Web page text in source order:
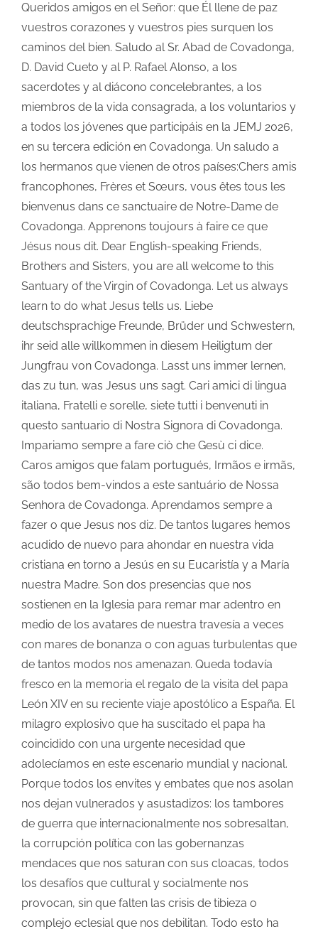
Queridos amigos en el Señor: que Él llene de paz
vuestros corazones y vuestros pies surquen los
caminos del bien. Saludo al Sr. Abad de Covadonga,
D. David Cueto y al P. Rafael Alonso, a los
sacerdotes y al diácono concelebrantes, a los
miembros de la vida consagrada, a los voluntarios y
a todos los jóvenes que participáis en la JEMJ 2026,
en su tercera edición en Covadonga. Un saludo a
los hermanos que vienen de otros países:Chers amis
francophones, Frères et Sœurs, vous êtes tous les
bienvenus dans ce sanctuaire de Notre-Dame de
Covadonga. Apprenons toujours à faire ce que
Jésus nous dit. Dear English-speaking Friends,
Brothers and Sisters, you are all welcome to this
Santuary of the Virgin of Covadonga. Let us always
learn to do what Jesus tells us. Liebe
deutschsprachige Freunde, Brüder und Schwestern,
ihr seid alle willkommen in diesem Heiligtum der
Jungfrau von Covadonga. Lasst uns immer lernen,
das zu tun, was Jesus uns sagt. Cari amici di lingua
italiana, Fratelli e sorelle, siete tutti i benvenuti in
questo santuario di Nostra Signora di Covadonga.
Impariamo sempre a fare ciò che Gesù ci dice.
Caros amigos que falam portugués, Irmãos e irmãs,
são todos bem-vindos a este santuário de Nossa
Senhora de Covadonga. Aprendamos sempre a
fazer o que Jesus nos diz. De tantos lugares hemos
acudido de nuevo para ahondar en nuestra vida
cristiana en torno a Jesús en su Eucaristía y a María
nuestra Madre. Son dos presencias que nos
sostienen en la Iglesia para remar mar adentro en
medio de los avatares de nuestra travesía a veces
con mares de bonanza o con aguas turbulentas que
de tantos modos nos amenazan. Queda todavía
fresco en la memoria el regalo de la visita del papa
León XIV en su reciente viaje apostólico a España. El
milagro explosivo que ha suscitado el papa ha
coincidido con una urgente necesidad que
adolecíamos en este escenario mundial y nacional.
Porque todos los envites y embates que nos asolan
nos dejan vulnerados y asustadizos: los tambores
de guerra que internacionalmente nos sobresaltan,
la corrupción política con las gobernanzas
mendaces que nos saturan con sus cloacas, todos
los desafíos que cultural y socialmente nos
provocan, sin que falten las crisis de tibieza o
complejo eclesial que nos debilitan. Todo esto ha